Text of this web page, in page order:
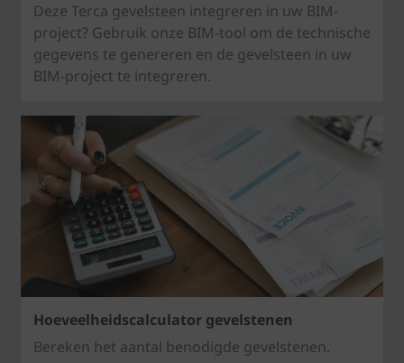
Deze Terca gevelsteen integreren in uw BIM-
project? Gebruik onze BIM-tool om de technische
gegevens te genereren en de gevelsteen in uw
BIM-project te integreren.
Hoeveelheidscalculator gevelstenen
Bereken het aantal benodigde gevelstenen.